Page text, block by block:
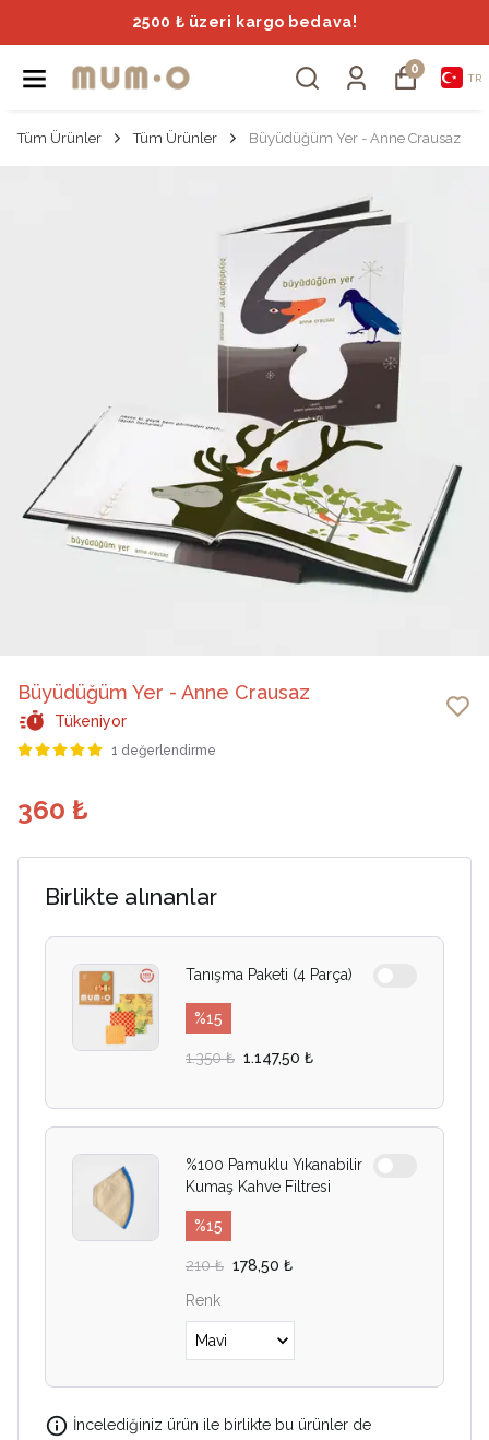
2500 ₺ üzeri kargo bedava!
0
TR
Tüm Ürünler Tüm Ürünler Büyüdüğüm Yer - Anne Crausaz
Büyüdüğüm Yer - Anne Crausaz
Tükeniyor
1 değerlendirme
360 ₺
Birlikte alınanlar
Tanışma Paketi (4 Parça)
%15
1.350 ₺ 1.147,50 ₺
%100 Pamuklu Yıkanabilir
Kumaş Kahve Filtresi
%15
210 ₺ 178,50 ₺
Renk
İncelediğiniz ürün ile birlikte bu ürünler de